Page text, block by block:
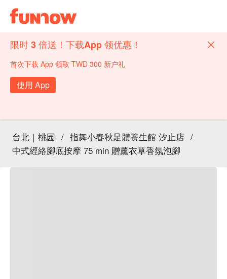
限时 3 倍送！下载App 领优惠！
首次下载 App 领取 TWD 300 新户礼
使用 App
台北｜桃园 / 指舞小春秋足體養生館 汐止店 /
中式經絡腳底按摩 75 min 贈薰衣草香氛泡腳